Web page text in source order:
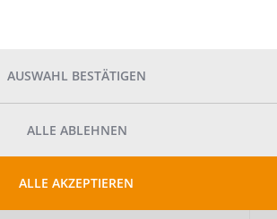
AUSWAHL BESTÄTIGEN
ALLE ABLEHNEN
ALLE AKZEPTIEREN